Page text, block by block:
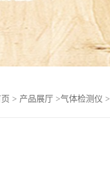
> 产品展厅 >气体检测仪 >